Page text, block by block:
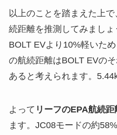
以上のことを踏まえた上
続距離を推測してみまし
BOLT EVより10%軽いた
の航続距離はBOLT EVの
あると考えられます。
よって リーフのEPA航続
ます。JC08モードの約